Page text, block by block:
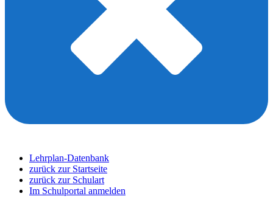
Lehrplan-Datenbank
zurück zur Startseite
zurück zur Schulart
Im Schulportal anmelden